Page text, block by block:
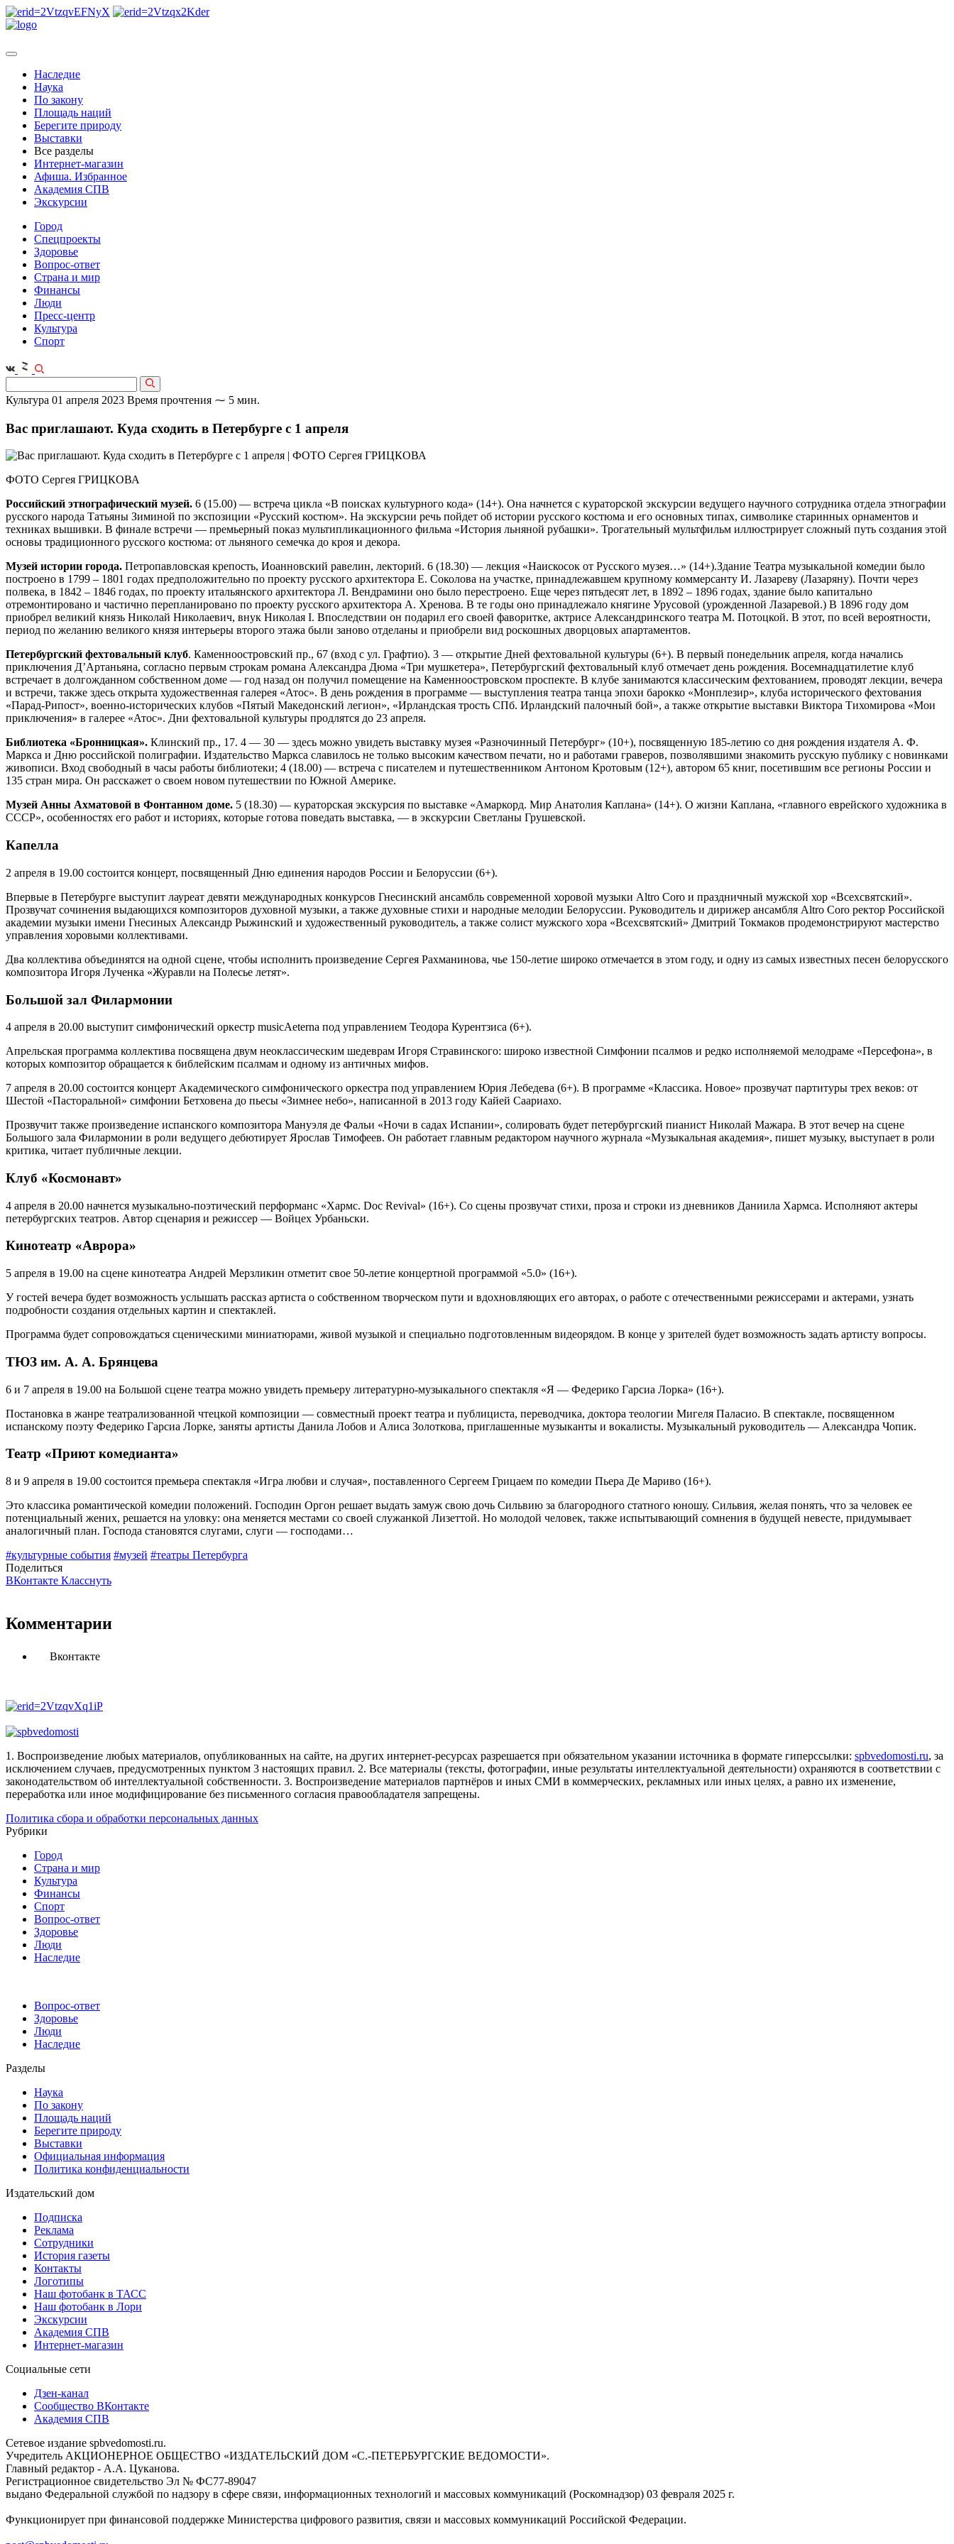
Наследие
Наука
По закону
Площадь наций
Берегите природу
Выставки
Все разделы
Интернет-магазин
Афиша. Избранное
Академия СПВ
Экскурсии
Город
Спецпроекты
Здоровье
Вопрос-ответ
Страна и мир
Финансы
Люди
Пресс-центр
Культура
Спорт
Культура 01 апреля 2023 Время прочтения ⁓ 5 мин.
Вас приглашают. Куда сходить в Петербурге с 1 апреля
ФОТО Сергея ГРИЦКОВА
Российский этнографический музей. 6 (15.00) — встреча цикла «В поисках культурного кода» (14+). Она начнется с кураторской экскурсии ведущего научного сотрудника отдела этнографии
русского народа Татьяны Зиминой по экспозиции «Русский костюм». На экскурсии речь пойдет об истории русского костюма и его основных типах, символике старинных орнаментов и
техниках вышивки. В финале встречи — премьерный показ мультипликационного фильма «История льняной рубашки». Трогательный мультфильм иллюстрирует сложный путь создания этой
основы традиционного русского костюма: от льняного семечка до кроя и декора.
Музей истории города. Петропавловская крепость, Иоанновский равелин, лекторий. 6 (18.30) — лекция «Наискосок от Русского музея…» (14+).Здание Театра музыкальной комедии было
построено в 1799 – 1801 годах предположительно по проекту русского архитектора Е. Соколова на участке, принадлежавшем крупному коммерсанту И. Лазареву (Лазаряну). Почти через
полвека, в 1842 – 1846 годах, по проекту итальянского архитектора Л. Вендрамини оно было перестроено. Еще через пятьдесят лет, в 1892 – 1896 годах, здание было капитально
отремонтировано и частично перепланировано по проекту русского архитектора А. Хренова. В те годы оно принадлежало княгине Урусовой (урожденной Лазаревой.) В 1896 году дом
приобрел великий князь Николай Николаевич, внук Николая I. Впоследствии он подарил его своей фаворитке, актрисе Александринского театра М. Потоцкой. В этот, по всей вероятности,
период по желанию великого князя интерьеры второго этажа были заново отделаны и приобрели вид роскошных дворцовых апартаментов.
Петербургский фехтовальный клуб. Каменноостровский пр., 67 (вход с ул. Графтио). 3 — открытие Дней фехтовальной культуры (6+). В первый понедельник апреля, когда начались
приключения Д’Артаньяна, согласно первым строкам романа Александра Дюма «Три мушкетера», Петербургский фехтовальный клуб отмечает день рождения. Восемнадцатилетие клуб
встречает в долгожданном собственном доме — год назад он получил помещение на Каменноостровском проспекте. В клубе занимаются классическим фехтованием, проводят лекции, вечера
и встречи, также здесь открыта художественная галерея «Атос». В день рождения в программе — выступления театра танца эпохи барокко «Монплезир», клуба исторического фехтования
«Парад-Рипост», военно-исторических клубов «Пятый Македонский легион», «Ирландская трость СПб. Ирландский палочный бой», а также открытие выставки Виктора Тихомирова «Мои
приключения» в галерее «Атос». Дни фехтовальной культуры продлятся до 23 апреля.
Библиотека «Бронницкая». Клинский пр., 17. 4 — 30 — здесь можно увидеть выставку музея «Разночинный Петербург» (10+), посвященную 185‑летию со дня рождения издателя А. Ф.
Маркса и Дню российской полиграфии. Издательство Маркса славилось не только высоким качеством печати, но и работами граверов, позволявшими знакомить русскую публику с новинками
живописи. Вход свободный в часы работы библиотеки; 4 (18.00) — встреча с писателем и путешественником Антоном Кротовым (12+), автором 65 книг, посетившим все регионы России и
135 стран мира. Он расскажет о своем новом путешествии по Южной Америке.
Музей Анны Ахматовой в Фонтанном доме. 5 (18.30) — кураторская экскурсия по выставке «Амаркорд. Мир Анатолия Каплана» (14+). О жизни Каплана, «главного еврейского художника в
СССР», особенностях его работ и историях, которые готова поведать выставка, — в экскурсии Светланы Грушевской.
Капелла
2 апреля в 19.00 состоится концерт, посвященный Дню единения народов России и Белоруссии (6+).
Впервые в Петербурге выступит лауреат девяти международных конкурсов Гнесинский ансамбль современной хоровой музыки Altro Coro и праздничный мужской хор «Всехсвятский».
Прозвучат сочинения выдающихся композиторов духовной музыки, а также духовные стихи и народные мелодии Белоруссии. Руководитель и дирижер ансамбля Altro Coro ректор Российской
академии музыки имени Гнесиных Александр Рыжинский и художественный руководитель, а также солист мужского хора «Всехсвятский» Дмитрий Токмаков продемонстрируют мастерство
управления хоровыми коллективами.
Два коллектива объединятся на одной сцене, чтобы исполнить произведение Сергея Рахманинова, чье 150‑летие широко отмечается в этом году, и одну из самых известных песен белорусского
композитора Игоря Лученка «Журавли на Полесье летят».
Большой зал Филармонии
4 апреля в 20.00 выступит симфонический оркестр musicAeterna под управлением Теодора Курентзиса (6+).
Апрельская программа коллектива посвящена двум неоклассическим шедеврам Игоря Стравинского: широко известной Симфонии псалмов и редко исполняемой мелодраме «Персефона», в
которых композитор обращается к библейским псалмам и одному из античных мифов.
7 апреля в 20.00 состоится концерт Академического симфонического оркестра под управлением Юрия Лебедева (6+). В программе «Классика. Новое» прозвучат партитуры трех веков: от
Шестой «Пасторальной» симфонии Бетховена до пьесы «Зимнее небо», написанной в 2013 году Кайей Саариахо.
Прозвучит также произведение испанского композитора Мануэля де Фальи «Ночи в садах Испании», солировать будет петербургский пианист Николай Мажара. В этот вечер на сцене
Большого зала Филармонии в роли ведущего дебютирует Ярослав Тимофеев. Он работает главным редактором научного журнала «Музыкальная академия», пишет музыку, выступает в роли
критика, читает публичные лекции.
Клуб «Космонавт»
4 апреля в 20.00 начнется музыкально-поэтический перформанс «Хармс. Doc Revival» (16+). Со сцены прозвучат стихи, проза и строки из дневников Даниила Хармса. Исполняют актеры
петербургских театров. Автор сценария и режиссер — Войцех Урбаньски.
Кинотеатр «Аврора»
5 апреля в 19.00 на сцене кинотеатра Андрей Мерзликин отметит свое 50‑летие концертной программой «5.0» (16+).
У гостей вечера будет возможность услышать рассказ артиста о собственном творческом пути и вдохновляющих его авторах, о работе с отечественными режиссерами и актерами, узнать
подробности создания отдельных картин и спектаклей.
Программа будет сопровождаться сценическими миниатюрами, живой музыкой и специально подготовленным видеорядом. В конце у зрителей будет возможность задать артисту вопросы.
ТЮЗ им. А. А. Брянцева
6 и 7 апреля в 19.00 на Большой сцене театра можно увидеть премьеру литературно-музыкального спектакля «Я — Федерико Гарсиа Лорка» (16+).
Постановка в жанре театрализованной чтецкой композиции — совместный проект театра и публициста, переводчика, доктора теологии Мигеля Паласио. В спектакле, посвященном
испанскому поэту Федерико Гарсиа Лорке, заняты артисты Данила Лобов и Алиса Золоткова, приглашенные музыканты и вокалисты. Музыкальный руководитель — Александра Чопик.
Театр «Приют комедианта»
8 и 9 апреля в 19.00 состоится премьера спектакля «Игра любви и случая», поставленного Сергеем Грицаем по комедии Пьера Де Мариво (16+).
Это классика романтической комедии положений. Господин Оргон решает выдать замуж свою дочь Сильвию за благородного статного юношу. Сильвия, желая понять, что за человек ее
потенциальный жених, решается на уловку: она меняется местами со своей служанкой Лизеттой. Но молодой человек, также испытывающий сомнения в будущей невесте, придумывает
аналогичный план. Господа становятся слугами, слуги — господами…
#культурные события #музей #театры Петербурга
Поделиться
ВКонтакте Класснуть
Комментарии
Вконтакте
1. Воспроизведение любых материалов, опубликованных на сайте, на других интернет-ресурсах разрешается при обязательном указании источника в формате гиперссылки: spbvedomosti.ru, за
исключением случаев, предусмотренных пунктом 3 настоящих правил. 2. Все материалы (тексты, фотографии, иные результаты интеллектуальной деятельности) охраняются в соответствии с
законодательством об интеллектуальной собственности. 3. Воспроизведение материалов партнёров и иных СМИ в коммерческих, рекламных или иных целях, а равно их изменение,
переработка или иное модифицирование без письменного согласия правообладателя запрещены.
Политика сбора и обработки персональных данных
Рубрики
Город
Страна и мир
Культура
Финансы
Спорт
Вопрос-ответ
Здоровье
Люди
Наследие
Вопрос-ответ
Здоровье
Люди
Наследие
Разделы
Наука
По закону
Площадь наций
Берегите природу
Выставки
Официальная информация
Политика конфиденциальности
Издательский дом
Подписка
Реклама
Сотрудники
История газеты
Контакты
Логотипы
Наш фотобанк в ТАСС
Наш фотобанк в Лори
Экскурсии
Академия СПВ
Интернет-магазин
Социальные сети
Дзен-канал
Сообщество ВКонтакте
Академия СПВ
Сетевое издание spbvedomosti.ru.
Учредитель АКЦИОНЕРНОЕ ОБЩЕСТВО «ИЗДАТЕЛЬСКИЙ ДОМ «С.-ПЕТЕРБУРГСКИЕ ВЕДОМОСТИ».
Главный редактор - А.А. Цуканова.
Регистрационное свидетельство Эл № ФС77-89047
выдано Федеральной службой по надзору в сфере связи, информационных технологий и массовых коммуникаций (Роскомнадзор) 03 февраля 2025 г.
Функционирует при финансовой поддержке Министерства цифрового развития, связи и массовых коммуникаций Российской Федерации.